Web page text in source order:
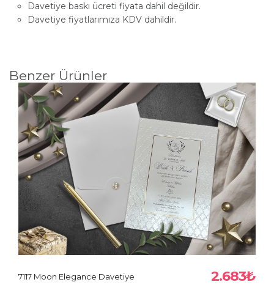
Davetiye baskı ücreti fiyata dahil değildir.
Davetiye fiyatlarımıza KDV dahildir.
Benzer Ürünler
7117 Moon Elegance Davetiye 2.683₺